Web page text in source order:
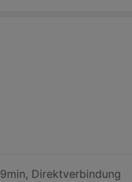
9min, Direktverbindung